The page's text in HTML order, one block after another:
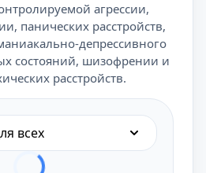
агрессии,
панических расстройств,
депрессивного
состояний, шизофрении и
расстройств.
всех